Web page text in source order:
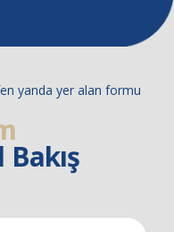
yanda yer alan formu
Bakış